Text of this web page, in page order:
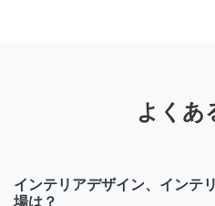
よくあ
インテリアデザイン、インテ
場は？